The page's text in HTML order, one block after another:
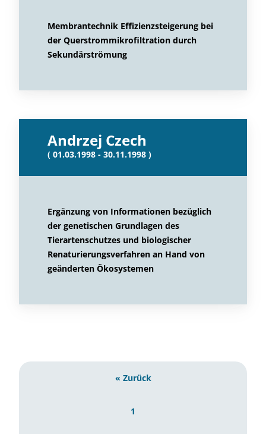
Membrantechnik Effizienzsteigerung bei
der Querstrommikrofiltration durch
Sekundärströmung
Andrzej Czech
( 01.03.1998 - 30.11.1998 )
Ergänzung von Informationen bezüglich
der genetischen Grundlagen des
Tierartenschutzes und biologischer
Renaturierungsverfahren an Hand von
geänderten Ökosystemen
« Zurück
1